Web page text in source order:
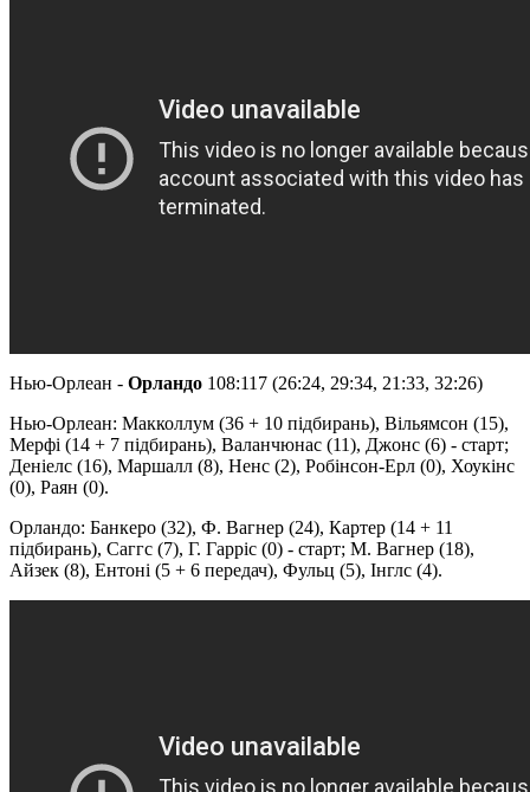
Нью-Орлеан - Орландо 108:117 (26:24, 29:34, 21:33, 32:26)
Нью-Орлеан: Макколлум (36 + 10 підбирань), Вільямсон (15),
Мерфі (14 + 7 підбирань), Валанчюнас (11), Джонс (6) - старт;
Деніелс (16), Маршалл (8), Ненс (2), Робінсон-Ерл (0), Хоукінс
(0), Раян (0).
Орландо: Банкеро (32), Ф. Вагнер (24), Картер (14 + 11
підбирань), Саггс (7), Г. Гарріс (0) - старт; М. Вагнер (18),
Айзек (8), Ентоні (5 + 6 передач), Фульц (5), Інглс (4).